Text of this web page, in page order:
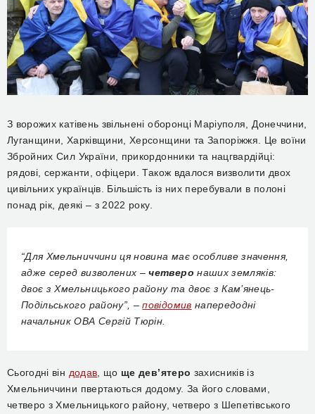
З ворожих катівень звільнені оборонці Маріуполя, Донеччини,
Луганщини, Харківщини, Херсонщини та Запоріжжя. Це воїни
Збройних Сил України, прикордонники та нацгвардійці:
рядові, сержанти, офіцери. Також вдалося визволити двох
цивільних українців. Більшість із них перебували в полоні
понад рік, деякі – з 2022 року.
“Для Хмельниччини ця новина має особливе значення,
адже серед визволених –четверо наших земляків:
двоє з Хмельницького району та двоє з Кам’янець-
Подільського району”, –повідомив напередодні
начальник ОВА Сергій Тюрін.
Сьогодні він додав , що ще дев’ятеро захисників із
Хмельниччини пвертаються додому. За його словами,
четверо з Хмельницького району, четверо з Шепетівського